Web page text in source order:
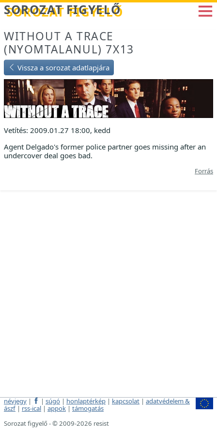
Betöltés...
SOROZAT FIGYELŐ
WITHOUT A TRACE
(NYOMTALANUL) 7X13
Vissza a sorozat adatlapjára
Vetítés: 2009.01.27 18:00, kedd
Agent Delgado's former police partner goes missing after an
undercover deal goes bad.
Forrás
névjegy | | súgó | honlaptérkép | kapcsolat | adatvédelem &
ászf | rss-ical | appok | támogatás
Sorozat figyelő - © 2009-2026 resist